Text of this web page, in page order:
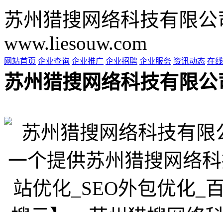
苏州猎搜网络科技有限
www.liesouw.com
网站首页 企业查询 企业推广 企业招聘 企业服务 资讯动态 在
苏州猎搜网络科技有限